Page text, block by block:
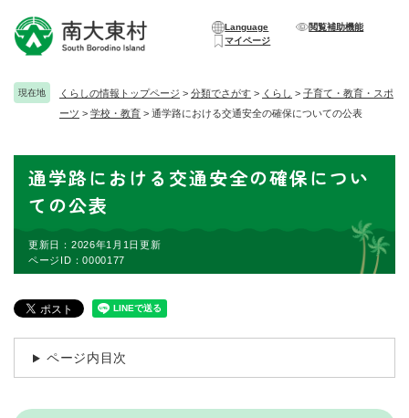
Language
閲覧補助機能
マイページ
現在地 くらしの情報トップページ > 分類でさがす > くらし > 子育て・教育・スポ
ーツ > 学校・教育 > 通学路における交通安全の確保についての公表
通学路における交通安全の確保につい
ての公表
更新日：2026年1月1日更新
ページID：0000177
ページ内目次